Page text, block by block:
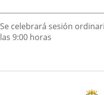
Descripción
Se celebrará sesión
las 9:00 horas